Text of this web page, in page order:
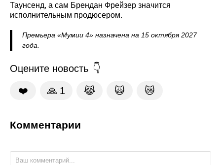
Таунсенд, а сам Брендан Фрейзер значится
исполнительным продюсером.
Премьера «Мумии 4» назначена на 15 октября 2027
года.
Оцените новость
❤️ 🙏 1 😹 🙀 😿
Комментарии